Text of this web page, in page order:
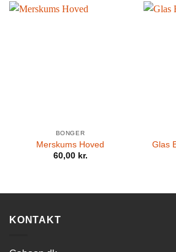
BONGER
Merskums Hoved
60,00 kr.
Glas
KONTAKT